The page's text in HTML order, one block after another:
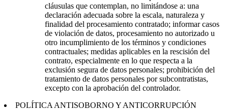
cláusulas que contemplan, no limitándose a: una
declaración adecuada sobre la escala, naturaleza y
finalidad del procesamiento contratado; informar casos
de violación de datos, procesamiento no autorizado u
otro incumplimiento de los términos y condiciones
contractuales; medidas aplicables en la rescisión del
contrato, especialmente en lo que respecta a la
exclusión segura de datos personales; prohibición del
tratamiento de datos personales por subcontratistas,
excepto con la aprobación del controlador.
POLÍTICA ANTISOBORNO Y ANTICORRUPCIÓN